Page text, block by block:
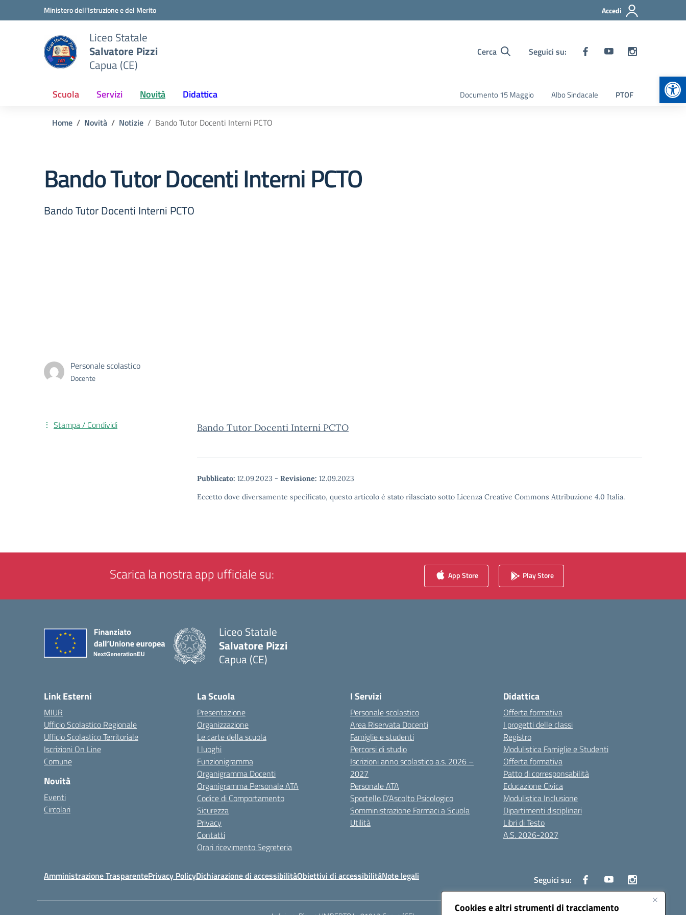
Cookies e altri strumenti di tracciamento
Vai ai contenuti
Vai al menu di navigazioneMinistero dell'Istruzione e del Merito Accedi
Liceo Statale
Salvatore Pizzi
Capua (CE)
Cerca Seguici su:
Scuola Servizi Novità Didattica Documento 15 Maggio Albo Sindacale PTOF
Home Novità Notizie Bando Tutor Docenti Interni PCTO
Bando Tutor Docenti Interni PCTO
Bando Tutor Docenti Interni PCTO
Personale scolastico
Docente
Bando Tutor Docenti Interni PCTO
Pubblicato: 12.09.2023 - Revisione: 12.09.2023
Eccetto dove diversamente specificato, questo articolo è stato rilasciato sotto Licenza Creative Commons Attribuzione 4.0 Italia.
Stampa / Condividi
Scarica la nostra app ufficiale su: App Store Play Store
Liceo Statale
Salvatore Pizzi
Capua (CE)
Link Esterni
MIUR
Ufficio Scolastico Regionale
Ufficio Scolastico Territoriale
Iscrizioni On Line
Comune
Novità
Eventi
Circolari
La Scuola
Presentazione
Organizzazione
Le carte della scuola
I luoghi
Funzionigramma
Organigramma Docenti
Organigramma Personale ATA
Codice di Comportamento
Sicurezza
Privacy
Contatti
Orari ricevimento Segreteria
I Servizi
Personale scolastico
Area Riservata Docenti
Famiglie e studenti
Percorsi di studio
Iscrizioni anno scolastico a.s. 2026 –
2027
Personale ATA
Sportello D’Ascolto Psicologico
Somministrazione Farmaci a Scuola
Utilità
Didattica
Offerta formativa
I progetti delle classi
Registro
Modulistica Famiglie e Studenti
Offerta formativa
Patto di corresponsabilità
Educazione Civica
Modulistica Inclusione
Dipartimenti disciplinari
Libri di Testo
A.S. 2026-2027
Amministrazione TrasparentePrivacy PolicyDichiarazione di accessibilitàObiettivi di accessibilitàNote legali Seguici su: